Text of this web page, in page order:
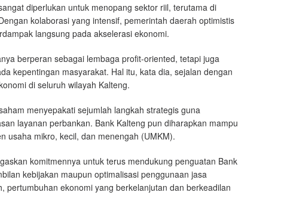
diperlukan untuk menopang sektor riil, terutama di
kolaborasi yang intensif, pemerintah daerah optimistis
langsung pada akselerasi ekonomi.
berperan sebagai lembaga profit-oriented, tetapi juga
kepentingan masyarakat. Hal itu, kata dia, sejalan dengan
di seluruh wilayah Kalteng.
menyepakati sejumlah langkah strategis guna
layanan perbankan. Bank Kalteng pun diharapkan mampu
usaha mikro, kecil, dan menengah (UMKM).
komitmennya untuk terus mendukung penguatan Bank
kebijakan maupun optimalisasi penggunaan jasa
pertumbuhan ekonomi yang berkelanjutan dan berkeadilan